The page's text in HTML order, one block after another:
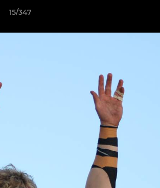
15/347